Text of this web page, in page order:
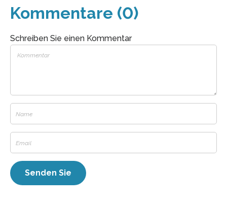
Kommentare (0)
Schreiben Sie einen Kommentar